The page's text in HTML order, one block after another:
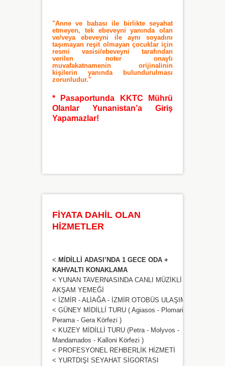
"Anne ve babası ile birlikte seyahat
etmeyen, tek ebeveyni yanında olan
ve/veya ebeveyni ile aynı soyadını
taşımayan reşit olmayan çocuklar için
resmi vasisi/ebeveyni tarafından
verilen noter onaylı
muvafakatnamenin orijinalinin
kişilerin yanında bulundurulması
zorunludur."
* Pasaportunda KKTC Mührü
Olanlar Yunanistan’a Giriş
Yapamazlar!
FİYATA DAHİL OLAN
HİZMETLER
< MİDİLLİ ADASI’NDA 1 GECE ODA +
KAHVALTI KONAKLAMA
< YUNAN TAVERNASINDA CANLI MÜZİKLİ
AKŞAM YEMEĞİ
< İZMİR - ALİAĞA - İZMİR OTOBÜS ULAŞIMI
< GÜNEY MİDİLLİ TURU ( Agiasos - Plomari -
Perama - Gera Körfezi )
< KUZEY MİDİLLİ TURU (Petra - Molyvos -
Mandamados - Kalloni Körfezi )
< PROFESYONEL REHBERLİK HİZMETİ
< YURTDIŞI SEYAHAT SİGORTASI